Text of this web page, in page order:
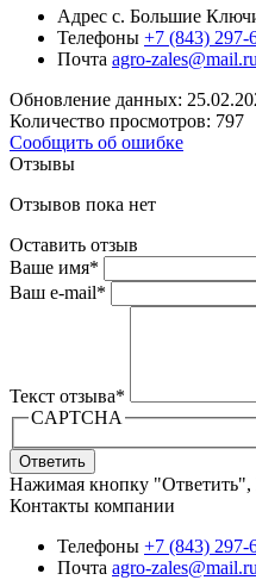
Адрес с. Большие
Телефоны +7 (843) 297-
Почта agro-zales@mail.ru
Обновление данных:
Количество просмотров: 797
Сообщить об ошибке
Отзывы
Отзывов пока нет
Оставить отзыв
Ваше имя*
Ваш e-mail*
Текст отзыва*
CAPTCHA
Ответить
Нажимая кнопку "Ответить",
Контакты компании
Телефоны +7 (843) 297-
Почта agro-